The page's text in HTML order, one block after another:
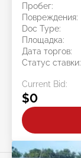
Пробег:
Повреждения:
Doc Type:
Площадка:
Дата торгов:
Статус ставки:
Current Bid:
$0